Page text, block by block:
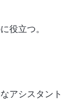
役立つ。
アシスタント